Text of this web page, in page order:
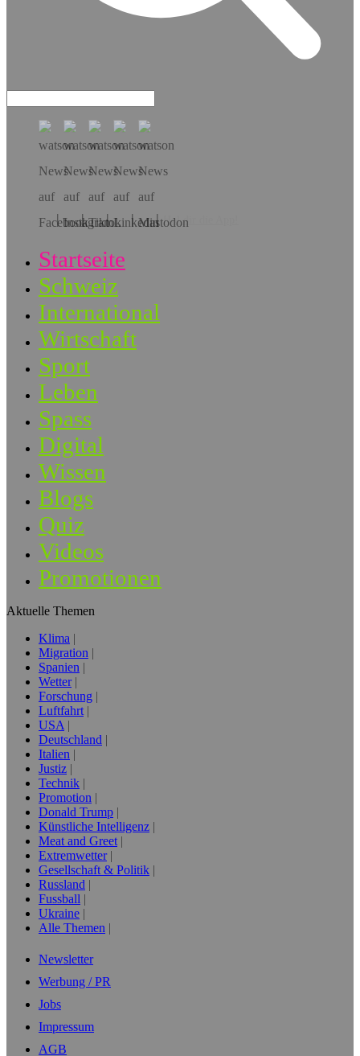
Hol dir die App!
Startseite
Schweiz
International
Wirtschaft
Sport
Leben
Spass
Digital
Wissen
Blogs
Quiz
Videos
Promotionen
Aktuelle Themen
Klima
Migration
Spanien
Wetter
Forschung
Luftfahrt
USA
Deutschland
Italien
Justiz
Technik
Promotion
Donald Trump
Künstliche Intelligenz
Meat and Greet
Extremwetter
Gesellschaft & Politik
Russland
Fussball
Ukraine
Alle Themen
Newsletter
Werbung / PR
Jobs
Impressum
AGB